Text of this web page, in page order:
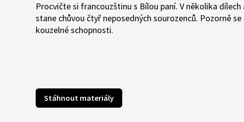
Procvičte si francouzštinu s Bílou paní. V několika
stane chůvou čtyř neposedných sourozenců. Pozorně
kouzelné schopnosti.
Stáhnout materiály